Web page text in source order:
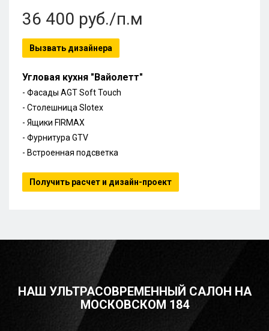
36 400 руб./п.м
Вызвать дизайнера
Угловая кухня "Вайолетт"
- Фасады AGT Soft Touch
- Столешница Slotex
- Ящики FIRMAX
- Фурнитура GTV
- Встроенная подсветка
Получить расчет и дизайн-проект
НАШ УЛЬТРАСОВРЕМЕННЫЙ САЛОН НА
МОСКОВСКОМ 184